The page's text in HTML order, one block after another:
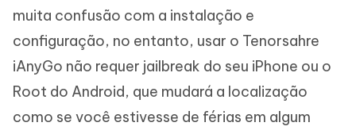
muita confusão com a instalação e
configuração, no entanto, usar o Tenorsahre
iAnyGo não requer jailbreak do seu iPhone ou o
Root do Android, que mudará a localização
como se você estivesse de férias em algum